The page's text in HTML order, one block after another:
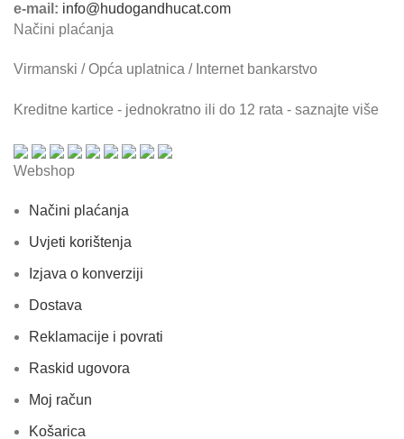
e-mail: info@hudogandhucat.com
Načini plaćanja
Virmanski / Opća uplatnica / Internet bankarstvo
Kreditne kartice - jednokratno ili do 12 rata - saznajte više
Webshop
Načini plaćanja
Uvjeti korištenja
Izjava o konverziji
Dostava
Reklamacije i povrati
Raskid ugovora
Moj račun
Košarica